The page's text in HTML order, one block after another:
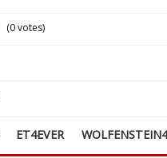
(0 votes)
ET4EVER